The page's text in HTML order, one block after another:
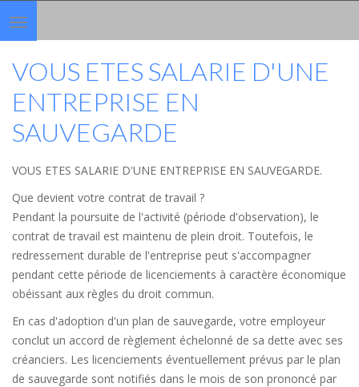
Toggle
navigation
VOUS ETES SALARIE D'UNE
ENTREPRISE EN
SAUVEGARDE
VOUS ETES SALARIE D'UNE ENTREPRISE EN SAUVEGARDE.
Que devient votre contrat de travail ?
Pendant la poursuite de l'activité (période d'observation), le
contrat de travail est maintenu de plein droit. Toutefois, le
redressement durable de l'entreprise peut s'accompagner
pendant cette période de licenciements à caractère économique
obéissant aux règles du droit commun.
En cas d'adoption d'un plan de sauvegarde, votre employeur
conclut un accord de règlement échelonné de sa dette avec ses
créanciers. Les licenciements éventuellement prévus par le plan
de sauvegarde sont notifiés dans le mois de son prononcé par